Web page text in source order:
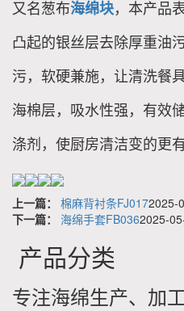
又名葱布海绵块，本产品
凸起的银丝层去除厚重油
污，软硬兼施，让清洗餐
海棉层，吸水性强，有效
涤剂，使厨房清洁变的更
上一篇： 棉麻背衬条FJ0172025-
下一篇：
海绵手套FB0362025-
产品分类
专注海绵生产、加